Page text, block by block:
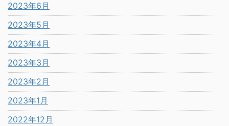
2023年6月
2023年5月
2023年4月
2023年3月
2023年2月
2023年1月
2022年12月